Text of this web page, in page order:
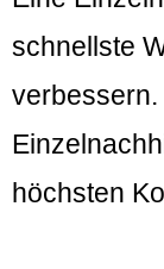
schnellste
höchsten